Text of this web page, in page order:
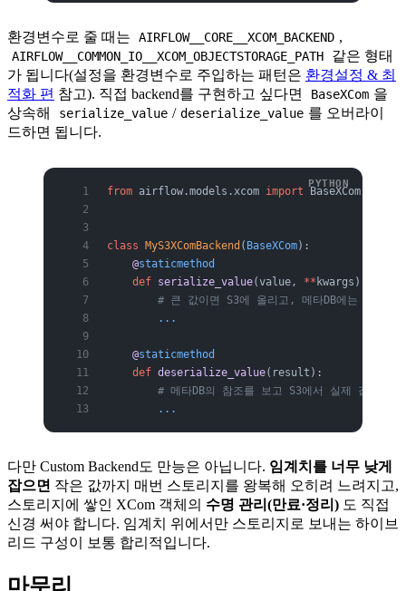
환경변수로 줄 때는 AIRFLOW__CORE__XCOM_BACKEND ,
AIRFLOW__COMMON_IO__XCOM_OBJECTSTORAGE_PATH
같은 형태
가 됩니다(설정을 환경변수로 주입하는 패턴은 환경설정 & 최
적화 편 참고). 직접 backend를 구현하고 싶다면 BaseXCom 을
상속해
serialize_value / deserialize_value 를 오버라이
드하면 됩니다.
from airflow.models.xcom import BaseXCom
class MyS3XComBackend ( BaseXCom):
    @
staticmethod
    def
serialize_value(value, ** kwargs):
# 큰 값이면 S3에 올리고, 메타DB에는 s3 경
        ...
    @
staticmethod
    def
deserialize_value(result):
# 메타DB의 참조를 보고 S3에서 실제 값을 내
        ...
다만 Custom Backend도 만능은 아닙니다. 임계치를 너무 낮게
잡으면 작은 값까지 매번 스토리지를 왕복해 오히려 느려지고,
스토리지에 쌓인 XCom 객체의 수명 관리(만료·정리) 도 직접
신경 써야 합니다. 임계치 위에서만 스토리지로 보내는 하이브
리드 구성이 보통 합리적입니다.
마무리